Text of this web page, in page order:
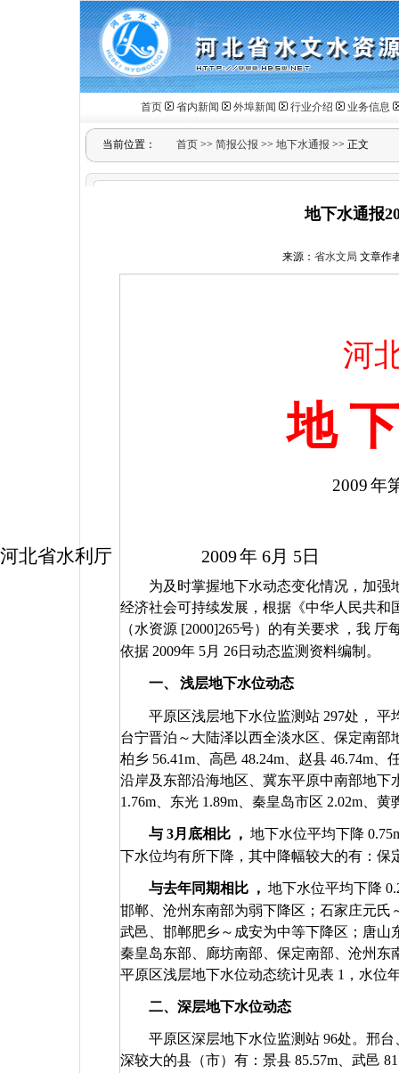
首页 省内新闻 外埠新闻 行业介绍 业务信息
当前位置： 首页 >> 简报公报 >> 地下水通报 >> 正文
地下水通报
来源： 省水文局 文章作
河
地
2009年
河北省水利厅 2009年 6月 5日
为及时掌握地下水动态变化情况，加
经济社会可持续发展，根据《中华人民共
（水资源 [2000]265号）的有关要求 ，我 厅
依据 2009年 5月 26日动态监测资料编制。
一、 浅层地下水位动态
平原区浅层地下水位监测站 297处， 平
台宁晋泊～大陆泽以西全淡水区、保定南部
柏乡 56.41m 、高邑 48.24m 、赵县 46.74m 、
沿岸及东部沿海地区、冀东平原中南部地下
1.76m 、东光 1.89m 、秦皇岛市区 2.02m 、黄
与3月底相比 ， 地下水位平均下降
下水位均有所下降，其中降幅较大的有：保
与去年同期相比 ， 地下水位平均下降
邯郸、沧州东南部为弱下降区；石家庄元
武邑、邯郸肥乡～成安为中等下降区；唐
秦皇岛东部、廊坊南部、保定南部、沧州东
平原区浅层地下水位动态统计见表 1 ，水位
二、深层地下水位动态
平原区深层地下水位监测站 96处。邢
深较大的县（市）有：景县 85.57m 、武邑